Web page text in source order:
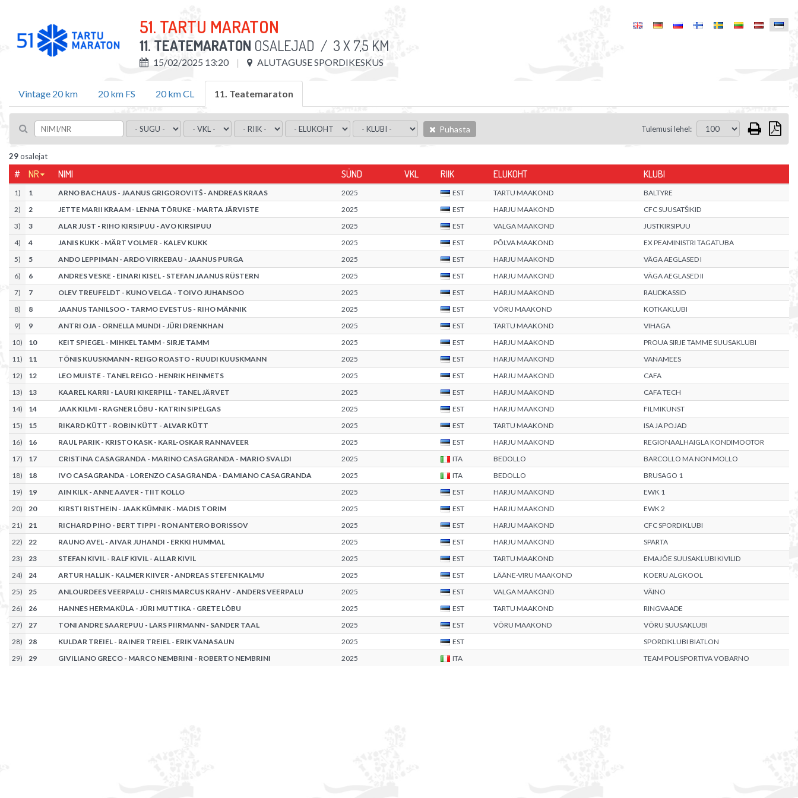
51. TARTU MARATON
11. TEATEMARATON OSALEJAD / 3 X 7,5 KM
15/02/2025 13:20 ALUTAGUSE SPORDIKESKUS
Vintage 20 km 20 km FS 20 km CL 11. Teatemaraton
Puhasta Tulemusi lehel:
29osalejat
# NR NIMI SÜND VKL RIIK ELUKOHT KLUBI
1) 1 ARNO BACHAUS - JAANUS GRIGOROVITŠ - ANDREAS KRAAS 2025 EST TARTU MAAKOND
BALTYRE
2) 2 JETTE MARII KRAAM - LENNA TÕRUKE - MARTA JÄRVISTE 2025 EST HARJU MAAKOND
CFC SUUSATŠIKID
3) 3 ALAR JUST - RIHO KIRSIPUU - AVO KIRSIPUU 2025 EST VALGA MAAKOND
JUSTKIRSIPUU
4) 4 JANIS KUKK - MÄRT VOLMER - KALEV KUKK 2025 EST PÕLVA MAAKOND
EX PEAMINISTRI TAGATUBA
5) 5 ANDO LEPPIMAN - ARDO VIRKEBAU - JAANUS PURGA 2025 EST HARJU MAAKOND
VÄGA AEGLASED I
6) 6 ANDRES VESKE - EINARI KISEL - STEFAN JAANUS RÜSTERN 2025 EST HARJU MAAKOND
VÄGA AEGLASED II
7) 7 OLEV TREUFELDT - KUNO VELGA - TOIVO JUHANSOO 2025 EST HARJU MAAKOND
RAUDKASSID
8) 8 JAANUS TANILSOO - TARMO EVESTUS - RIHO MÄNNIK 2025 EST VÕRU MAAKOND
KOTKAKLUBI
9) 9 ANTRI OJA - ORNELLA MUNDI - JÜRI DRENKHAN 2025 EST TARTU MAAKOND
VIHAGA
10) 10 KEIT SPIEGEL - MIHKEL TAMM - SIRJE TAMM 2025 EST HARJU MAAKOND
PROUA SIRJE TAMME SUUSAKLUBI
11) 11 TÕNIS KUUSKMANN - REIGO ROASTO - RUUDI KUUSKMANN 2025 EST HARJU MAAKOND
VANAMEES
12) 12 LEO MUISTE - TANEL REIGO - HENRIK HEINMETS 2025 EST HARJU MAAKOND
CAFA
13) 13 KAAREL KARRI - LAURI KIKERPILL - TANEL JÄRVET 2025 EST HARJU MAAKOND
CAFA TECH
14) 14 JAAK KILMI - RAGNER LÕBU - KATRIN SIPELGAS 2025 EST HARJU MAAKOND
FILMIKUNST
15) 15 RIKARD KÜTT - ROBIN KÜTT - ALVAR KÜTT 2025 EST TARTU MAAKOND
ISA JA POJAD
16) 16 RAUL PARIK - KRISTO KASK - KARL-OSKAR RANNAVEER 2025 EST HARJU MAAKOND
REGIONAALHAIGLA KONDIMOOTOR
17) 17 CRISTINA CASAGRANDA - MARINO CASAGRANDA - MARIO SVALDI 2025 ITA BEDOLLO
BARCOLLO MA NON MOLLO
18) 18 IVO CASAGRANDA - LORENZO CASAGRANDA - DAMIANO CASAGRANDA 2025 ITA BEDOLLO
BRUSAGO 1
19) 19 AIN KILK - ANNE AAVER - TIIT KOLLO 2025 EST HARJU MAAKOND
EWK 1
20) 20 KIRSTI RISTHEIN - JAAK KÜMNIK - MADIS TORIM 2025 EST HARJU MAAKOND
EWK 2
21) 21 RICHARD PIHO - BERT TIPPI - RON ANTERO BORISSOV 2025 EST HARJU MAAKOND
CFC SPORDIKLUBI
22) 22 RAUNO AVEL - AIVAR JUHANDI - ERKKI HUMMAL 2025 EST HARJU MAAKOND
SPARTA
23) 23 STEFAN KIVIL - RALF KIVIL - ALLAR KIVIL 2025 EST TARTU MAAKOND
EMAJÕE SUUSAKLUBI KIVILID
24) 24 ARTUR HALLIK - KALMER KIIVER - ANDREAS STEFEN KALMU 2025 EST LÄÄNE-VIRU MAAKOND
KOERU ALGKOOL
25) 25 ANLOURDEES VEERPALU - CHRIS MARCUS KRAHV - ANDERS VEERPALU 2025 EST VALGA MAAKOND
VÄINO
26) 26 HANNES HERMAKÜLA - JÜRI MUTTIKA - GRETE LÕBU 2025 EST TARTU MAAKOND
RINGVAADE
27) 27 TONI ANDRE SAAREPUU - LARS PIIRMANN - SANDER TAAL 2025 EST VÕRU MAAKOND
VÕRU SUUSAKLUBI
28) 28 KULDAR TREIEL - RAINER TREIEL - ERIK VANASAUN 2025 EST
SPORDIKLUBI BIATLON
29) 29 GIVILIANO GRECO - MARCO NEMBRINI - ROBERTO NEMBRINI 2025 ITA TEAM POLISPORTIVA VOBARNO